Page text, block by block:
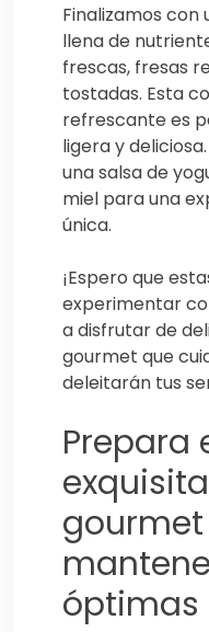
Finalizamos con
llena de
frescas, fresas
tostadas. Esta
refrescante es
ligera y
una salsa de
miel para una
única.
¡Espero que
experimentar
a disfrutar de
gourmet que
deleitarán tus
Prepara
óptimas